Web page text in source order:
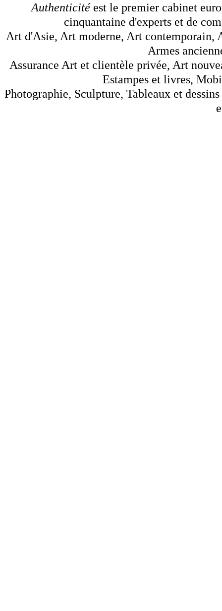
Authenticitéest le premier cabinet
cinquantaine d'experts et de
Art d'Asie, Art moderne, Art contemporain,
Armes
Assurance Art et clientèle privée, Art
Estampes et livres,
Photographie, Sculpture, Tableaux et